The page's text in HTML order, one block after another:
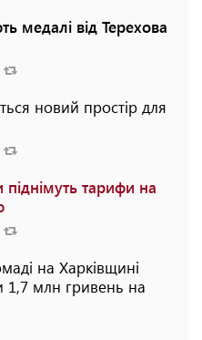
медалі від Терехова
новий простір для
піднімуть тарифи на
на Харківщині
1,7 млн гривень на